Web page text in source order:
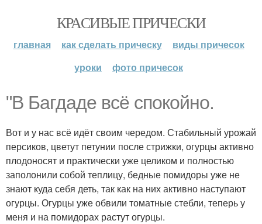
КРАСИВЫЕ ПРИЧЕСКИ
главная как сделать прическу
виды причесок
уроки
фото причесок
"В Багдаде всё спокойно.
Вот и у нас всё идёт своим чередом. Стабильный урожай
персиков, цветут петунии после стрижки, огурцы активно
плодоносят и практически уже целиком и полностью
заполонили собой теплицу, бедные помидоры уже не
знают куда себя деть, так как на них активно наступают
огурцы. Огурцы уже обвили томатные стебли, теперь у
меня и на помидорах растут огурцы.